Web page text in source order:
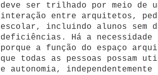
deve ser trilhado por meio de
interação entre arquitetos,
escolar, incluindo alunos sem
deficiências. Há a
porque a função do espaço
que todas as pessoas possam
e autonomia,